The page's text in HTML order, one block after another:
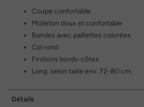
Coupe confortable
Molleton doux et confortable
Bandes avec paillettes colorées
Col rond
Finitions bords-côtes
Long. selon taille env. 72-80 cm.
Détails